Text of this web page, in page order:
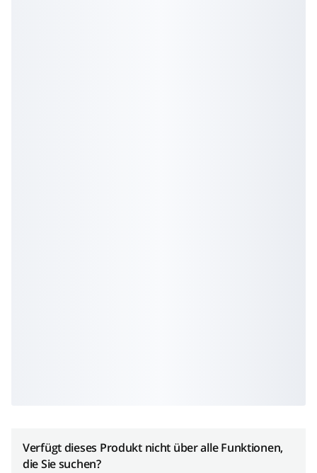
Verfügt dieses Produkt nicht über alle Funktionen,
die Sie suchen?